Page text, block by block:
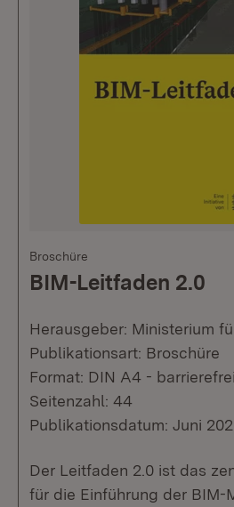
Broschüre
BIM-Leitfaden 2.0
Herausgeber: Ministerium
Publikationsart: Broschüre
Format: DIN A4 - barrierefrei
Seitenzahl: 44
Publikationsdatum: Juni
Der Leitfaden 2.0 ist das
für die Einführung der BIM-